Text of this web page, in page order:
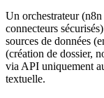
Un orchestrateur
connecteurs
sources de données
(création de dossier,
via API uniquement
textuelle.